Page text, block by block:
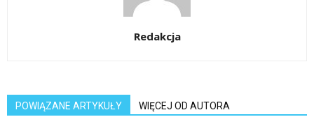
Redakcja
POWIĄZANE ARTYKUŁY WIĘCEJ OD AUTORA